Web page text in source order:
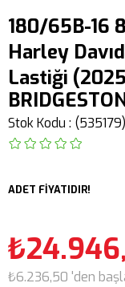
180/65B-16
Harley
Lastiği
Stok Kodu (535179)
ADET FİYATIDIR!
₺6.236,50 'den